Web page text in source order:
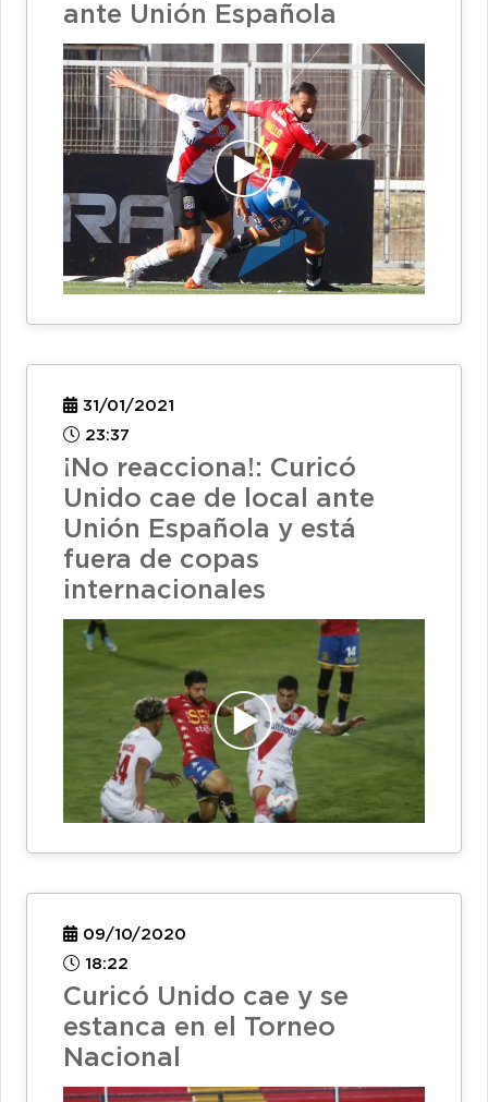
ante Unión Española
31/01/2021
23:37
¡No reacciona!: Curicó
Unido cae de local ante
Unión Española y está
fuera de copas
internacionales
09/10/2020
18:22
Curicó Unido cae y se
estanca en el Torneo
Nacional